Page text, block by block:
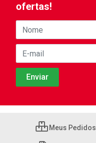
ofertas!
Meus Pedidos